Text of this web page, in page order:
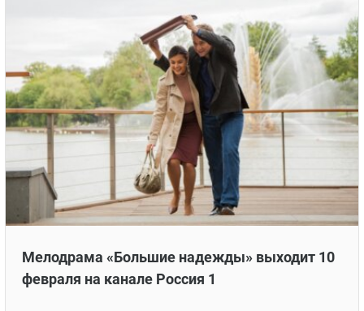
Мелодрама «Большие надежды» выходит 10
февраля на канале Россия 1